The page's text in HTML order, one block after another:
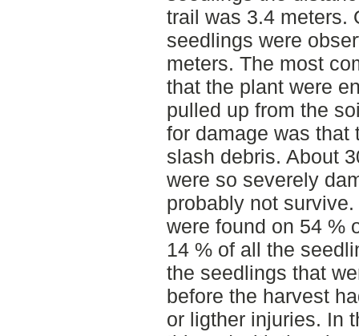
trail was 3.4 meters.
seedlings were
meters. The most
that the plant were
pulled up from the
for damage was that
slash debris. About
were so severely
probably not
were found on 54 %
14 % of all the
the seedlings that
before the harvest
or ligther injuries. In